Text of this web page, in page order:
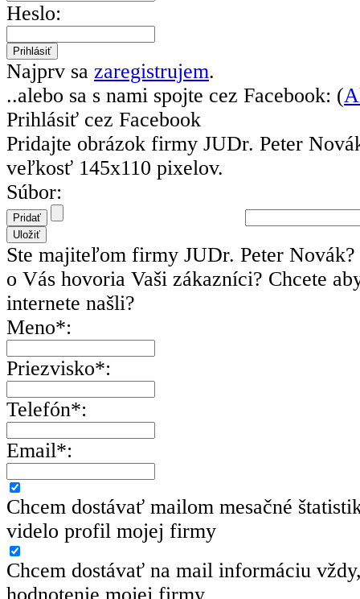
Heslo:
Najprv sa zaregistrujem.
..alebo sa s nami spojte cez Facebook: (
Prihlásiť cez Facebook
Pridajte obrázok firmy JUDr. Peter
veľkosť 145x110 pixelov.
Súbor:
Ste majiteľom firmy JUDr. Peter
o Vás hovoria Vaši zákazníci? Chcete
internete našli?
Meno*:
Priezvisko*:
Telefón*:
Email*:
Chcem dostávať mailom mesačné
videlo profil mojej firmy
Chcem dostávať na mail informáciu